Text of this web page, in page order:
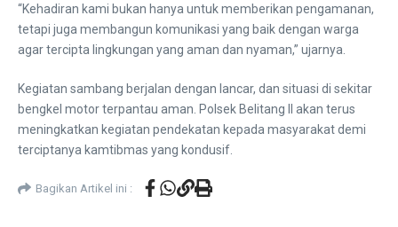
“Kehadiran kami bukan hanya untuk memberikan pengamanan,
tetapi juga membangun komunikasi yang baik dengan warga
agar tercipta lingkungan yang aman dan nyaman,” ujarnya.
Kegiatan sambang berjalan dengan lancar, dan situasi di sekitar
bengkel motor terpantau aman. Polsek Belitang II akan terus
meningkatkan kegiatan pendekatan kepada masyarakat demi
terciptanya kamtibmas yang kondusif.
Bagikan Artikel ini :